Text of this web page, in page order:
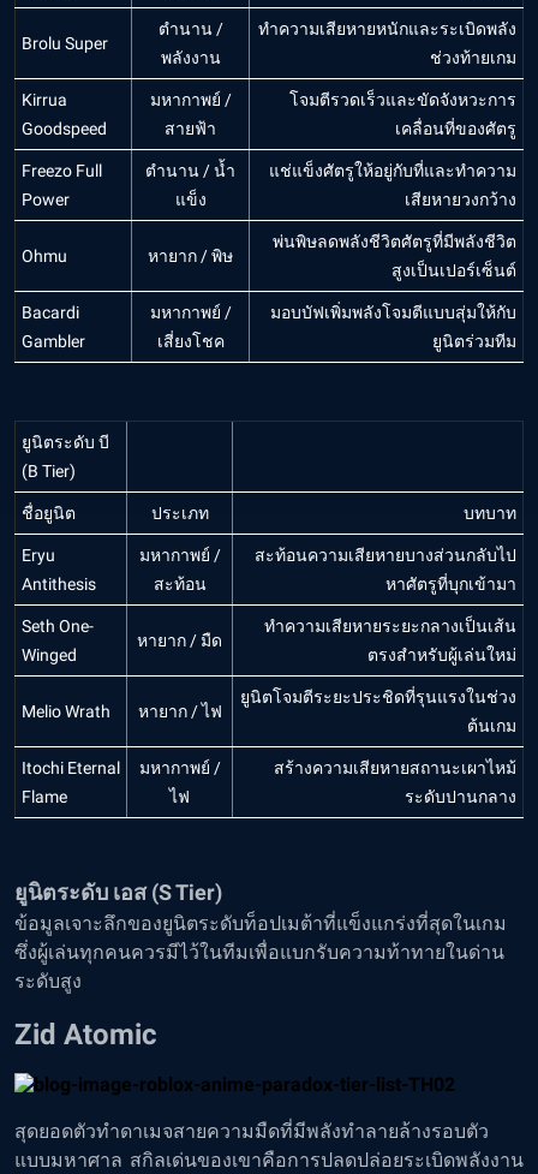
Brolu Super
ตำนาน /
พลังงาน
ทำความเสียหายหนักและระเบิดพลัง
ช่วงท้ายเกม
Kirrua
Goodspeed
มหากาพย์ /
สายฟ้า
โจมตีรวดเร็วและขัดจังหวะการ
เคลื่อนที่ของศัตรู
Freezo Full
Power
ตำนาน / น้ำ
แข็ง
แช่แข็งศัตรูให้อยู่กับที่และทำความ
เสียหายวงกว้าง
Ohmu หายาก / พิษ
พ่นพิษลดพลังชีวิตศัตรูที่มีพลังชีวิต
สูงเป็นเปอร์เซ็นต์
Bacardi
Gambler
มหากาพย์ /
เสี่ยงโชค
มอบบัฟเพิ่มพลังโจมตีแบบสุ่มให้กับ
ยูนิตร่วมทีม
ยูนิตระดับ บี
(B Tier)
ชื่อยูนิต ประเภท บทบาท
Eryu
Antithesis
มหากาพย์ /
สะท้อน
สะท้อนความเสียหายบางส่วนกลับไป
หาศัตรูที่บุกเข้ามา
Seth One-
Winged
หายาก / มืด
ทำความเสียหายระยะกลางเป็นเส้น
ตรงสำหรับผู้เล่นใหม่
Melio Wrath หายาก / ไฟ
ยูนิตโจมตีระยะประชิดที่รุนแรงในช่วง
ต้นเกม
Itochi Eternal
Flame
มหากาพย์ /
ไฟ
สร้างความเสียหายสถานะเผาไหม้
ระดับปานกลาง
ยูนิตระดับ เอส (S Tier)
ข้อมูลเจาะลึกของยูนิตระดับท็อปเมต้าที่แข็งแกร่งที่สุดในเกม
ซึ่งผู้เล่นทุกคนควรมีไว้ในทีมเพื่อแบกรับความท้าทายในด่าน
ระดับสูง
Zid Atomic
สุดยอดตัวทำดาเมจสายความมืดที่มีพลังทำลายล้างรอบตัว
แบบมหาศาล สกิลเด่นของเขาคือการปลดปล่อยระเบิดพลังงาน